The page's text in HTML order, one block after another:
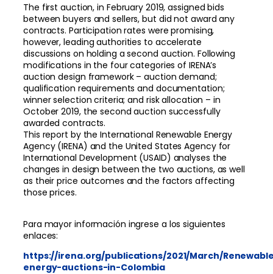
The first auction, in February 2019, assigned bids
between buyers and sellers, but did not award any
contracts. Participation rates were promising,
however, leading authorities to accelerate
discussions on holding a second auction. Following
modifications in the four categories of IRENA’s
auction design framework – auction demand;
qualification requirements and documentation;
winner selection criteria; and risk allocation – in
October 2019, the second auction successfully
awarded contracts.
This report by the International Renewable Energy
Agency (IRENA) and the United States Agency for
International Development (USAID) analyses the
changes in design between the two auctions, as well
as their price outcomes and the factors affecting
those prices.
Para mayor información ingrese a los siguientes
enlaces:
https://irena.org/publications/2021/March/
energy-auctions-in-Colombia